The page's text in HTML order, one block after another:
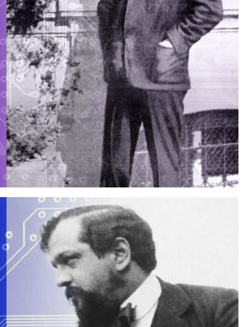
- Ravel
par Francis Gorgé